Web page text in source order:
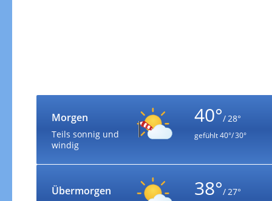
Morgen
Teils sonnig und
windig
40°/ 28°
gefühlt40°/ 30°
Übermorgen 38°/ 27°